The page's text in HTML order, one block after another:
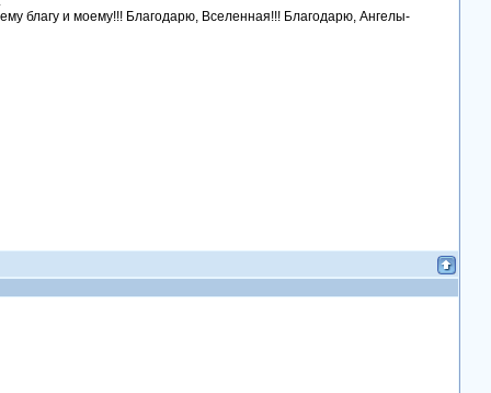
благу и моему!!! Благодарю, Вселенная!!! Благодарю, Ангелы-